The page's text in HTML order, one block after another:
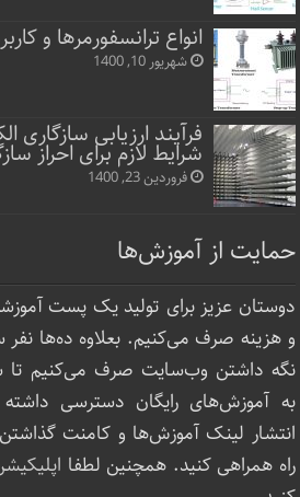
انواع ترانسفورمرها و
شهریور 10, 1400
فرآیند ارزیابی سازگاری
شرایط لازم برای احراز
فروردین 23, 1400
حمایت از آموزش‌ها
دوستان عزیز برای تولید یک پست
و هزینه صرف می‌کنیم. بعلاوه ده‌ها نفر
نگه داشتن وب‌سایت صرف ‌می‌کنیم تا
به آموزش‌های رایگان دسترسی
انتشار لینک‌ آموزش‌ها و کامنت گذاشتن
راه همراهی کنید. همچنین لطفا